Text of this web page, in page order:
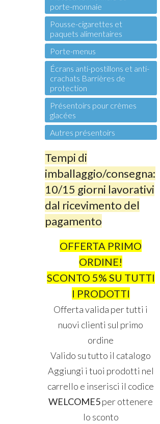
porte-monnaie
Pousse-cigarettes et
paquets alimentaires
Porte-menus
Écrans anti-postillons et anti-
crachats Barrières de
protection
Présentoirs pour crèmes
glacées
Autres présentoirs
Tempi di
imballaggio/consegna:
10/15 giorni lavorativi
dal ricevimento del
pagamento
OFFERTA PRIMO
ORDINE!
SCONTO 5% SU TUTTI
I PRODOTTI
Offerta valida per tutti i
nuovi clienti sul primo
ordine
Valido su tutto il catalogo
Aggiungi i tuoi prodotti nel
carrello e inserisci il codice
WELCOME5per ottenere
lo sconto